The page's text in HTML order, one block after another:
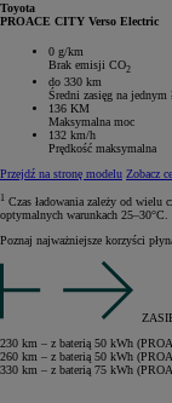
Toyota
PROACE CITY Verso Electric
0 g/km
Brak emisji CO2
do 330 km
Średni zasięg na jednym
136 KM
Maksymalna moc
132 km/h
Prędkość maksymalna
Przejdź na stronę modelu Zobacz
1 Czas ładowania zależy od wielu
optymalnych warunkach 25–30°C.
Poznaj najważniejsze korzyści
230 km – z baterią 50 kWh
260 km – z baterią 50 kWh
330 km – z baterią 75 kWh